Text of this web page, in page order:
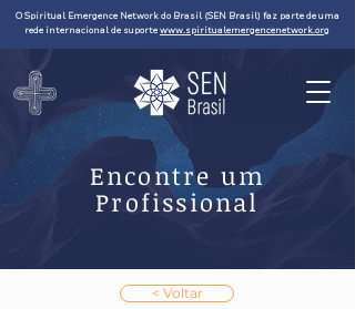
O Spiritual Emergence Network do Brasil (SEN Brasil) faz parte de uma
rede internacional de suportewww.spiritualemergencenetwork.org
Encontre um
Profissional
< Voltar